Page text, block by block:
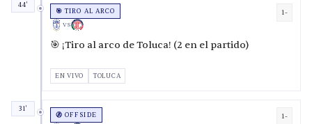
44'
🎯 TIRO AL ARCO
VS
1-
🎯 ¡Tiro al arco de Toluca! (2 en el partido)
EN VIVO TOLUCA
31'
🚷 OFFSIDE 1-